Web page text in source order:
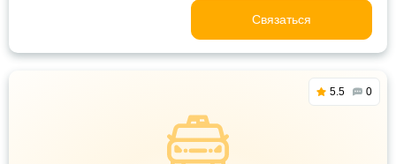
Связаться
5.5 0